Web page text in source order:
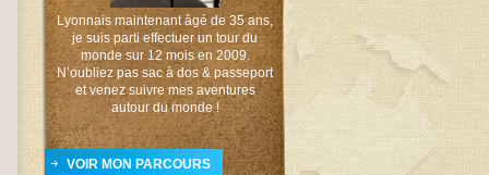
Lyonnais maintenant âgé de 35 ans,
je suis parti effectuer un tour du
monde sur 12 mois en 2009.
N’oubliez pas sac à dos & passeport
et venez suivre mes aventures
autour du monde !
VOIR MON PARCOURS